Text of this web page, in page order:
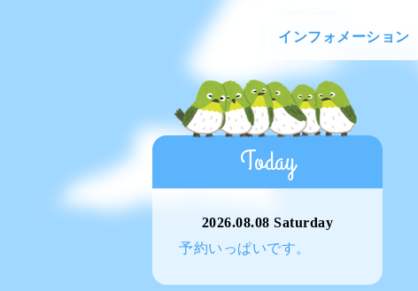
インフォメーション
Today
2026.08.08 Saturday
予約いっぱいです。